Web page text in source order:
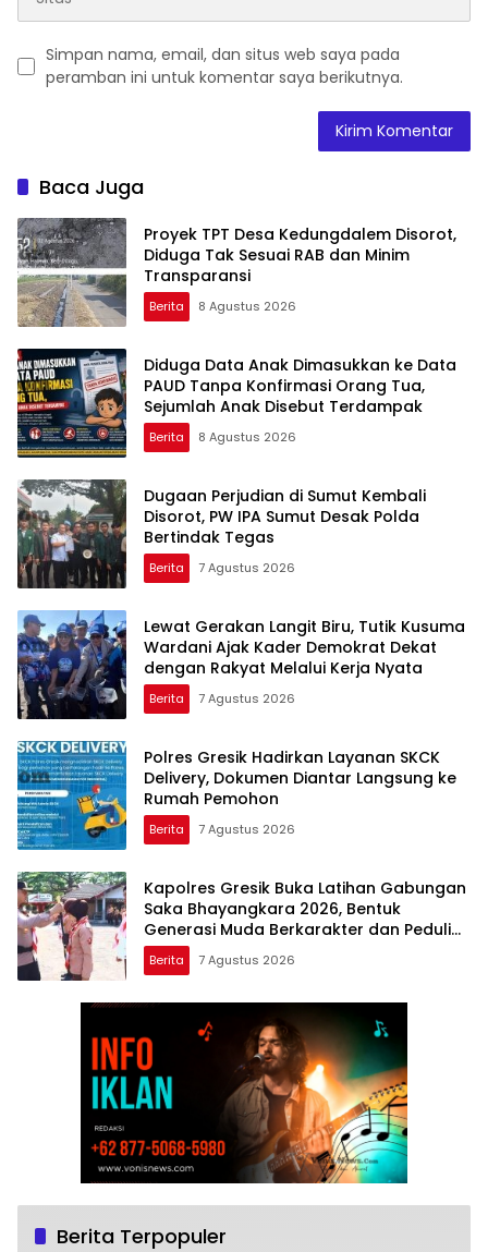
Simpan nama, email, dan situs web saya pada
peramban ini untuk komentar saya berikutnya.
Baca Juga
Proyek TPT Desa Kedungdalem Disorot,
Diduga Tak Sesuai RAB dan Minim
Transparansi
Berita 8 Agustus 2026
Diduga Data Anak Dimasukkan ke Data
PAUD Tanpa Konfirmasi Orang Tua,
Sejumlah Anak Disebut Terdampak
Berita 8 Agustus 2026
Dugaan Perjudian di Sumut Kembali
Disorot, PW IPA Sumut Desak Polda
Bertindak Tegas
Berita 7 Agustus 2026
Lewat Gerakan Langit Biru, Tutik Kusuma
Wardani Ajak Kader Demokrat Dekat
dengan Rakyat Melalui Kerja Nyata
Berita 7 Agustus 2026
Polres Gresik Hadirkan Layanan SKCK
Delivery, Dokumen Diantar Langsung ke
Rumah Pemohon
Berita 7 Agustus 2026
Kapolres Gresik Buka Latihan Gabungan
Saka Bhayangkara 2026, Bentuk
Generasi Muda Berkarakter dan Peduli
Kamtibmas
Berita 7 Agustus 2026
Berita Terpopuler